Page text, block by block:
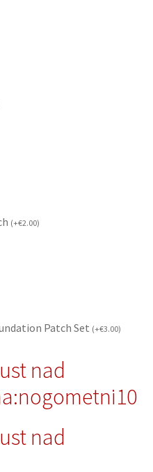
(+€2.00)
Patch Set (+€3.00)
nad
nad